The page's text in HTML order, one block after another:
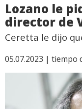
Lozano le
director de
Ceretta le dijo
05.07.2023 | tiempo